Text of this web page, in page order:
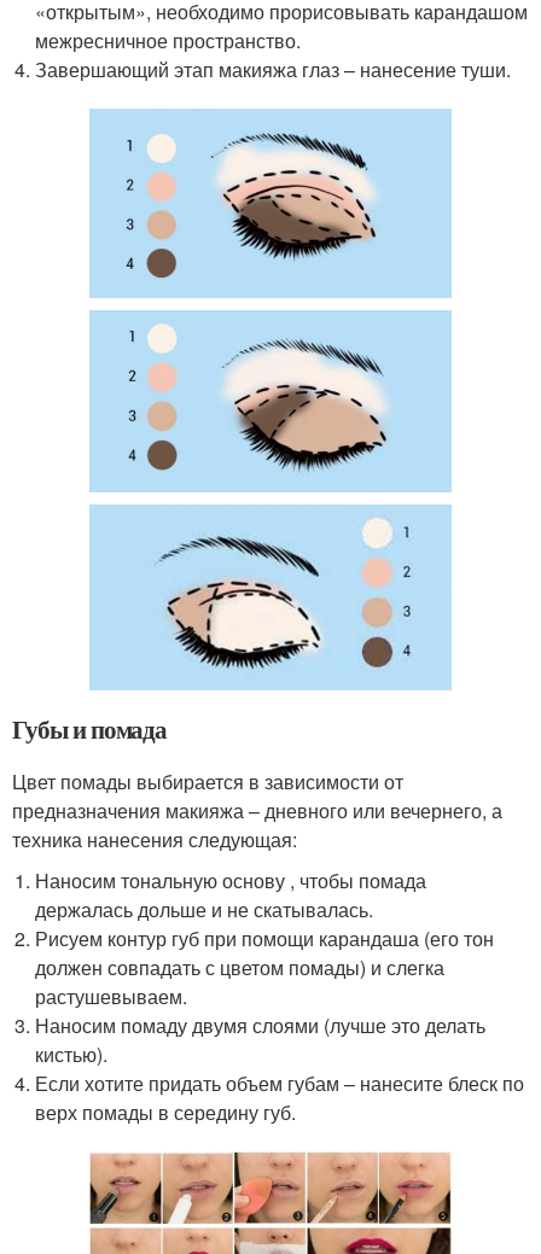
«открытым», необходимо прорисовывать карандашом
межресничное пространство.
Завершающий этап макияжа глаз – нанесение туши.
Губы и помада
Цвет помады выбирается в зависимости от
предназначения макияжа – дневного или вечернего, а
техника нанесения следующая:
Наносим тональную основу , чтобы помада
держалась дольше и не скатывалась.
Рисуем контур губ при помощи карандаша (его тон
должен совпадать с цветом помады) и слегка
растушевываем.
Наносим помаду двумя слоями (лучше это делать
кистью).
Если хотите придать объем губам – нанесите блеск по
верх помады в середину губ.